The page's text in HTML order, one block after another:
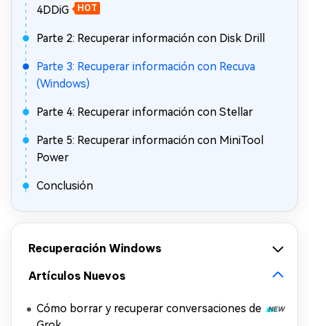
4DDiG
HOT
Parte 2: Recuperar información con Disk Drill
Parte 3: Recuperar información con Recuva
(Windows)
Parte 4: Recuperar información con Stellar
Parte 5: Recuperar información con MiniTool
Power
Conclusión
Recuperación Windows
Artículos Nuevos
Cómo borrar y recuperar conversaciones de